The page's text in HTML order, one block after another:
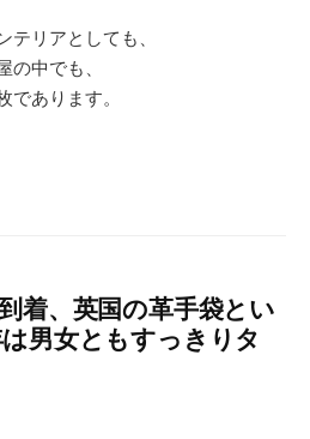
テリアとしても、
の中でも、
であります。
着、英国の革手袋とい
男女ともすっきりタ